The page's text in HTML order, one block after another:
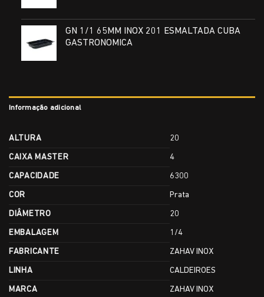
GN 1/1 65MM INOX 201 ESMALTADA CUBA
GASTRONOMICA
Informação adicional
ALTURA 20
CAIXA MASTER 4
CAPACIDADE 6300
COR Prata
DIÂMETRO 20
EMBALAGEM 1/4
FABRICANTE ZAHAV INOX
LINHA CALDEIROES
MARCA ZAHAV INOX